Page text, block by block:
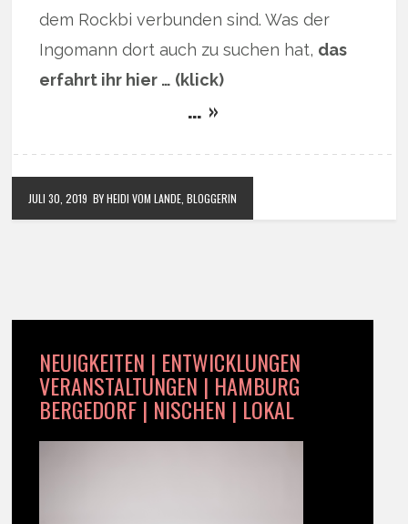
dem Rockbi verbunden sind. Was der
Ingomann dort auch zu suchen hat, das
erfahrt ihr hier … (klick)
… »
JULI 30, 2019 BY HEIDI VOM LANDE, BLOGGERIN
NEUIGKEITEN | ENTWICKLUNGEN
VERANSTALTUNGEN | HAMBURG
BERGEDORF | NISCHEN | LOKAL